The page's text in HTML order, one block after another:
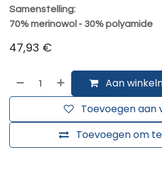
Samenstelling:
70% merinowol - 30% polyamide
47,93 €
Aan
Toevoegen om
Toevoegen aan